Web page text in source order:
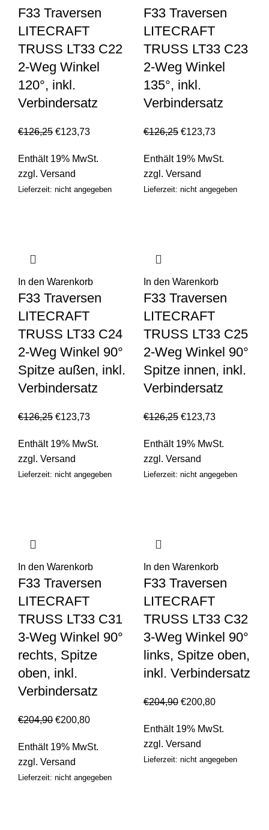
F33 Traversen
LITECRAFT
TRUSS LT33 C22
2-Weg Winkel
120°, inkl.
Verbindersatz
€126,25 €123,73
Enthält 19% MwSt.
zzgl. Versand
Lieferzeit: nicht angegeben
F33 Traversen
LITECRAFT
TRUSS LT33 C23
2-Weg Winkel
135°, inkl.
Verbindersatz
€126,25 €123,73
Enthält 19% MwSt.
zzgl. Versand
Lieferzeit: nicht angegeben
In den Warenkorb
F33 Traversen
LITECRAFT
TRUSS LT33 C24
2-Weg Winkel 90°
Spitze außen, inkl.
Verbindersatz
€126,25 €123,73
Enthält 19% MwSt.
zzgl. Versand
Lieferzeit: nicht angegeben
In den Warenkorb
F33 Traversen
LITECRAFT
TRUSS LT33 C25
2-Weg Winkel 90°
Spitze innen, inkl.
Verbindersatz
€126,25 €123,73
Enthält 19% MwSt.
zzgl. Versand
Lieferzeit: nicht angegeben
In den Warenkorb
F33 Traversen
LITECRAFT
TRUSS LT33 C31
3-Weg Winkel 90°
rechts, Spitze
oben, inkl.
Verbindersatz
€204,90 €200,80
Enthält 19% MwSt.
zzgl. Versand
Lieferzeit: nicht angegeben
In den Warenkorb
F33 Traversen
LITECRAFT
TRUSS LT33 C32
3-Weg Winkel 90°
links, Spitze oben,
inkl. Verbindersatz
€204,90 €200,80
Enthält 19% MwSt.
zzgl. Versand
Lieferzeit: nicht angegeben